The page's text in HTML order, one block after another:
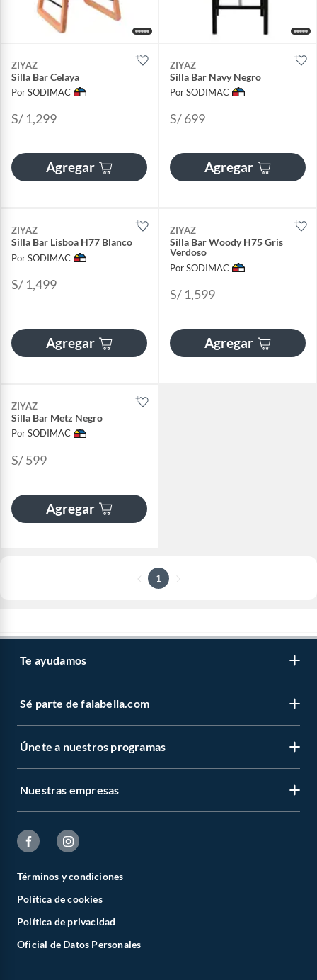
ZIYAZ
Silla Bar Celaya
Por SODIMAC
S/ 1,299
Agregar
ZIYAZ
Silla Bar Navy Negro
Por SODIMAC
S/ 699
Agregar
ZIYAZ
Silla Bar Lisboa H77 Blanco
Por SODIMAC
S/ 1,499
Agregar
ZIYAZ
Silla Bar Woody H75 Gris
Verdoso
Por SODIMAC
S/ 1,599
Agregar
ZIYAZ
Silla Bar Metz Negro
Por SODIMAC
S/ 599
Agregar
1
Te ayudamos
Sé parte de falabella.com
Únete a nuestros programas
Nuestras empresas
Términos y condiciones
Política de cookies
Política de privacidad
Oficial de Datos Personales